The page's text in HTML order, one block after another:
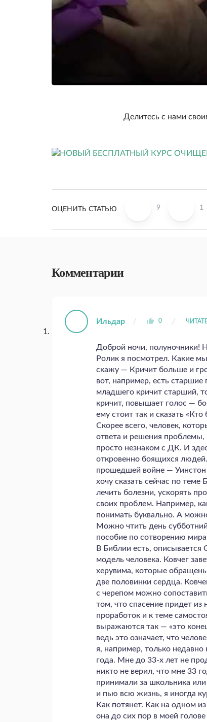
Делитесь с нами
ОЦЕНИТЬ СТАТЬЮ 9 1
Комментарии
Ильдар 0
Доброй ночи, полуночники!
Ролик я посмотрел. Какие
скажу — Кричит больше и
вот, например, есть
младшего кричит старший,
кричит, повышает голос —
ему стоит так и сказать
Скорее всего, человек,
ответа и решения проблемы,
просто незнаком с ДК. И
откровенно боящихся
прошедшей войне — Уинстон
хочу сказать сейчас по
лечить болезни, ускорять
своих проблем. Например,
понимать буквально. А
Можно чтить день
пособие по сотворению
В Библии есть, описывается
модель человека. Ковчег
херувима, которые
две половинки сердца.
с черепом можно
том, что спасение придет
проработок и к теме
выражаются так — «это
ведь это означает, что
я, например, только недавно
года. Мне до 33-х лет не
никто не верил, что мне 33
принимали за школьника
и пью всю жизнь, я иногда
Как потянет. Как на одном
она до сих пор в моей